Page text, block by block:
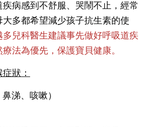
疾病感到不舒服、哭鬧不止，經常
多都希望減少孩子抗生素的使
多兒科醫生建議事先做好呼吸道疾
法為優先，保護寶貝健康。
狀：
涕、咳嗽）